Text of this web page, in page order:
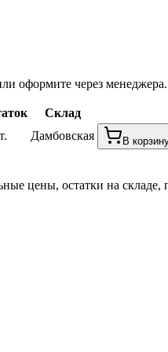
оформите через менеджера.
Склад
Дамбовская В
цены, остатки на